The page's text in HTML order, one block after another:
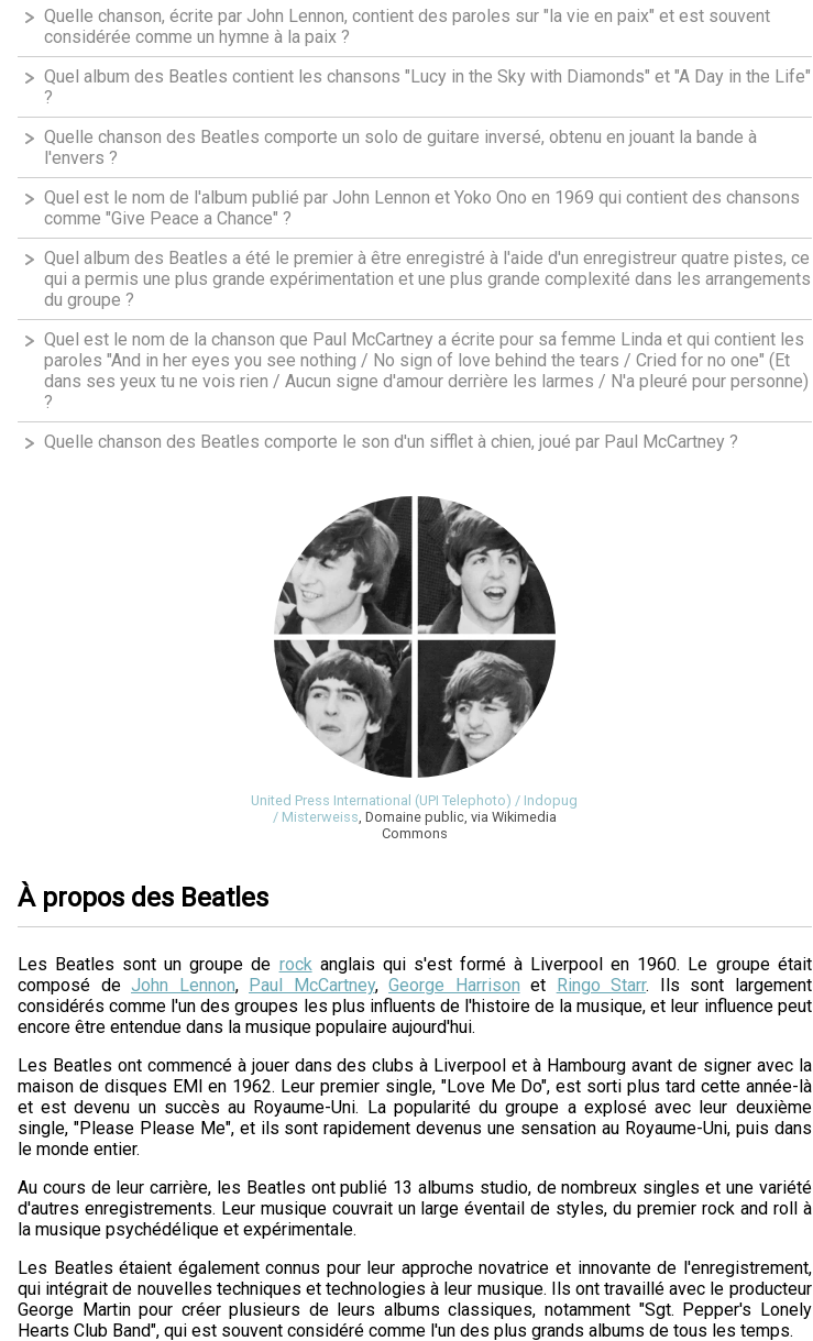
Quelle chanson, écrite par John Lennon, contient des paroles sur "la vie en paix" et est souvent
considérée comme un hymne à la paix ?
Quel album des Beatles contient les chansons "Lucy in the Sky with Diamonds" et "A Day in the Life"
?
Quelle chanson des Beatles comporte un solo de guitare inversé, obtenu en jouant la bande à
l'envers ?
Quel est le nom de l'album publié par John Lennon et Yoko Ono en 1969 qui contient des chansons
comme "Give Peace a Chance" ?
Quel album des Beatles a été le premier à être enregistré à l'aide d'un enregistreur quatre pistes, ce
qui a permis une plus grande expérimentation et une plus grande complexité dans les arrangements
du groupe ?
Quel est le nom de la chanson que Paul McCartney a écrite pour sa femme Linda et qui contient les
paroles "And in her eyes you see nothing / No sign of love behind the tears / Cried for no one" (Et
dans ses yeux tu ne vois rien / Aucun signe d'amour derrière les larmes / N'a pleuré pour personne)
?
Quelle chanson des Beatles comporte le son d'un sifflet à chien, joué par Paul McCartney ?
United Press International (UPI Telephoto) / Indopug
/ Misterweiss , Domaine public, via Wikimedia
Commons
À propos des Beatles
Les Beatles sont un groupe de rock anglais qui s'est formé à Liverpool en 1960. Le groupe était
composé deJohn Lennon, Paul McCartney,George Harrison et Ringo Starr. Ils sont largement
considérés comme l'un des groupes les plus influents de l'histoire de la musique, et leur influence peut
encore être entendue dans la musique populaire aujourd'hui.
Les Beatles ont commencé à jouer dans des clubs à Liverpool et à Hambourg avant de signer avec la
maison de disques EMI en 1962. Leur premier single, "Love Me Do", est sorti plus tard cette année-là
et est devenu un succès au Royaume-Uni. La popularité du groupe a explosé avec leur deuxième
single, "Please Please Me", et ils sont rapidement devenus une sensation au Royaume-Uni, puis dans
le monde entier.
Au cours de leur carrière, les Beatles ont publié 13 albums studio, de nombreux singles et une variété
d'autres enregistrements. Leur musique couvrait un large éventail de styles, du premier rock and roll à
la musique psychédélique et expérimentale.
Les Beatles étaient également connus pour leur approche novatrice et innovante de l'enregistrement,
qui intégrait de nouvelles techniques et technologies à leur musique. Ils ont travaillé avec le producteur
George Martin pour créer plusieurs de leurs albums classiques, notamment "Sgt. Pepper's Lonely
Hearts Club Band", qui est souvent considéré comme l'un des plus grands albums de tous les temps.